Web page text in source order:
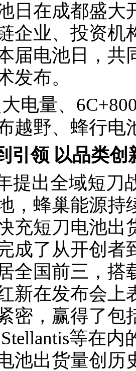
日在成都盛大
企业、投资机
届电池日，共
发布。
引领 以品类创
提出全域短刀
，蜂巢能源持
充短刀电池出
成了从开创者
全国前三，搭
新在发布会上
密，赢得了包
等在内
池出货量创历